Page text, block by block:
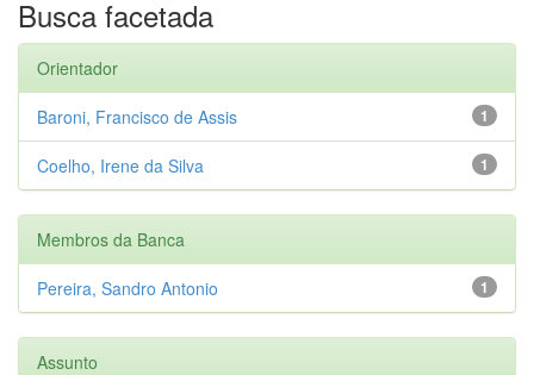
Busca facetada
Orientador
1
Baroni, Francisco de Assis
1
Coelho, Irene da Silva
Membros da Banca
1
Pereira, Sandro Antonio
Assunto